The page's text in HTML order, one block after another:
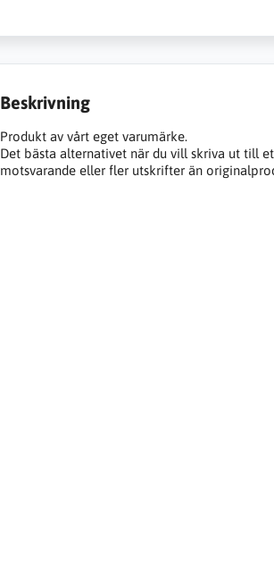
Beskrivning
Produkt av vårt eget varumärke.
Det bästa alternativet när du vill skriva ut till
motsvarande eller fler utskrifter än